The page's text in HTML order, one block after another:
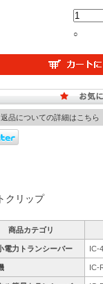
○
返品についての詳細はこちら
クリップ
商品カテゴリ
電力トランシーバー IC-
IC-